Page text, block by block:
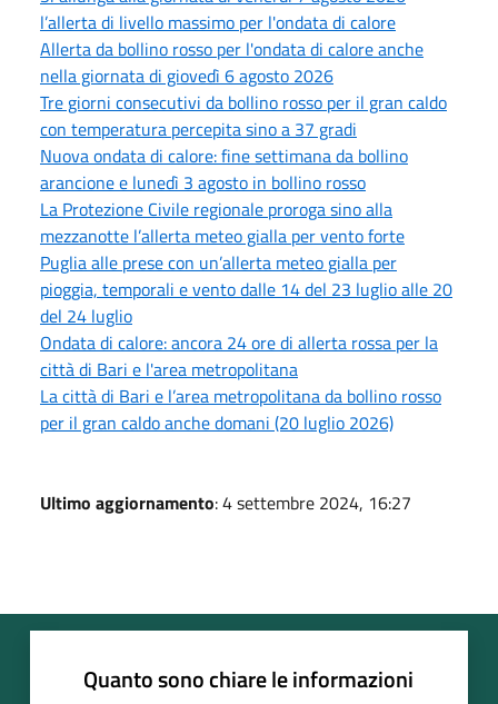
l’allerta di livello massimo per l'ondata di calore
Allerta da bollino rosso per l'ondata di calore anche
nella giornata di giovedì 6 agosto 2026
Tre giorni consecutivi da bollino rosso per il gran caldo
con temperatura percepita sino a 37 gradi
Nuova ondata di calore: fine settimana da bollino
arancione e lunedì 3 agosto in bollino rosso
La Protezione Civile regionale proroga sino alla
mezzanotte l’allerta meteo gialla per vento forte
Puglia alle prese con un’allerta meteo gialla per
pioggia, temporali e vento dalle 14 del 23 luglio alle 20
del 24 luglio
Ondata di calore: ancora 24 ore di allerta rossa per la
città di Bari e l'area metropolitana
La città di Bari e l’area metropolitana da bollino rosso
per il gran caldo anche domani (20 luglio 2026)
Ultimo aggiornamento: 4 settembre 2024, 16:27
Quanto sono chiare le informazioni